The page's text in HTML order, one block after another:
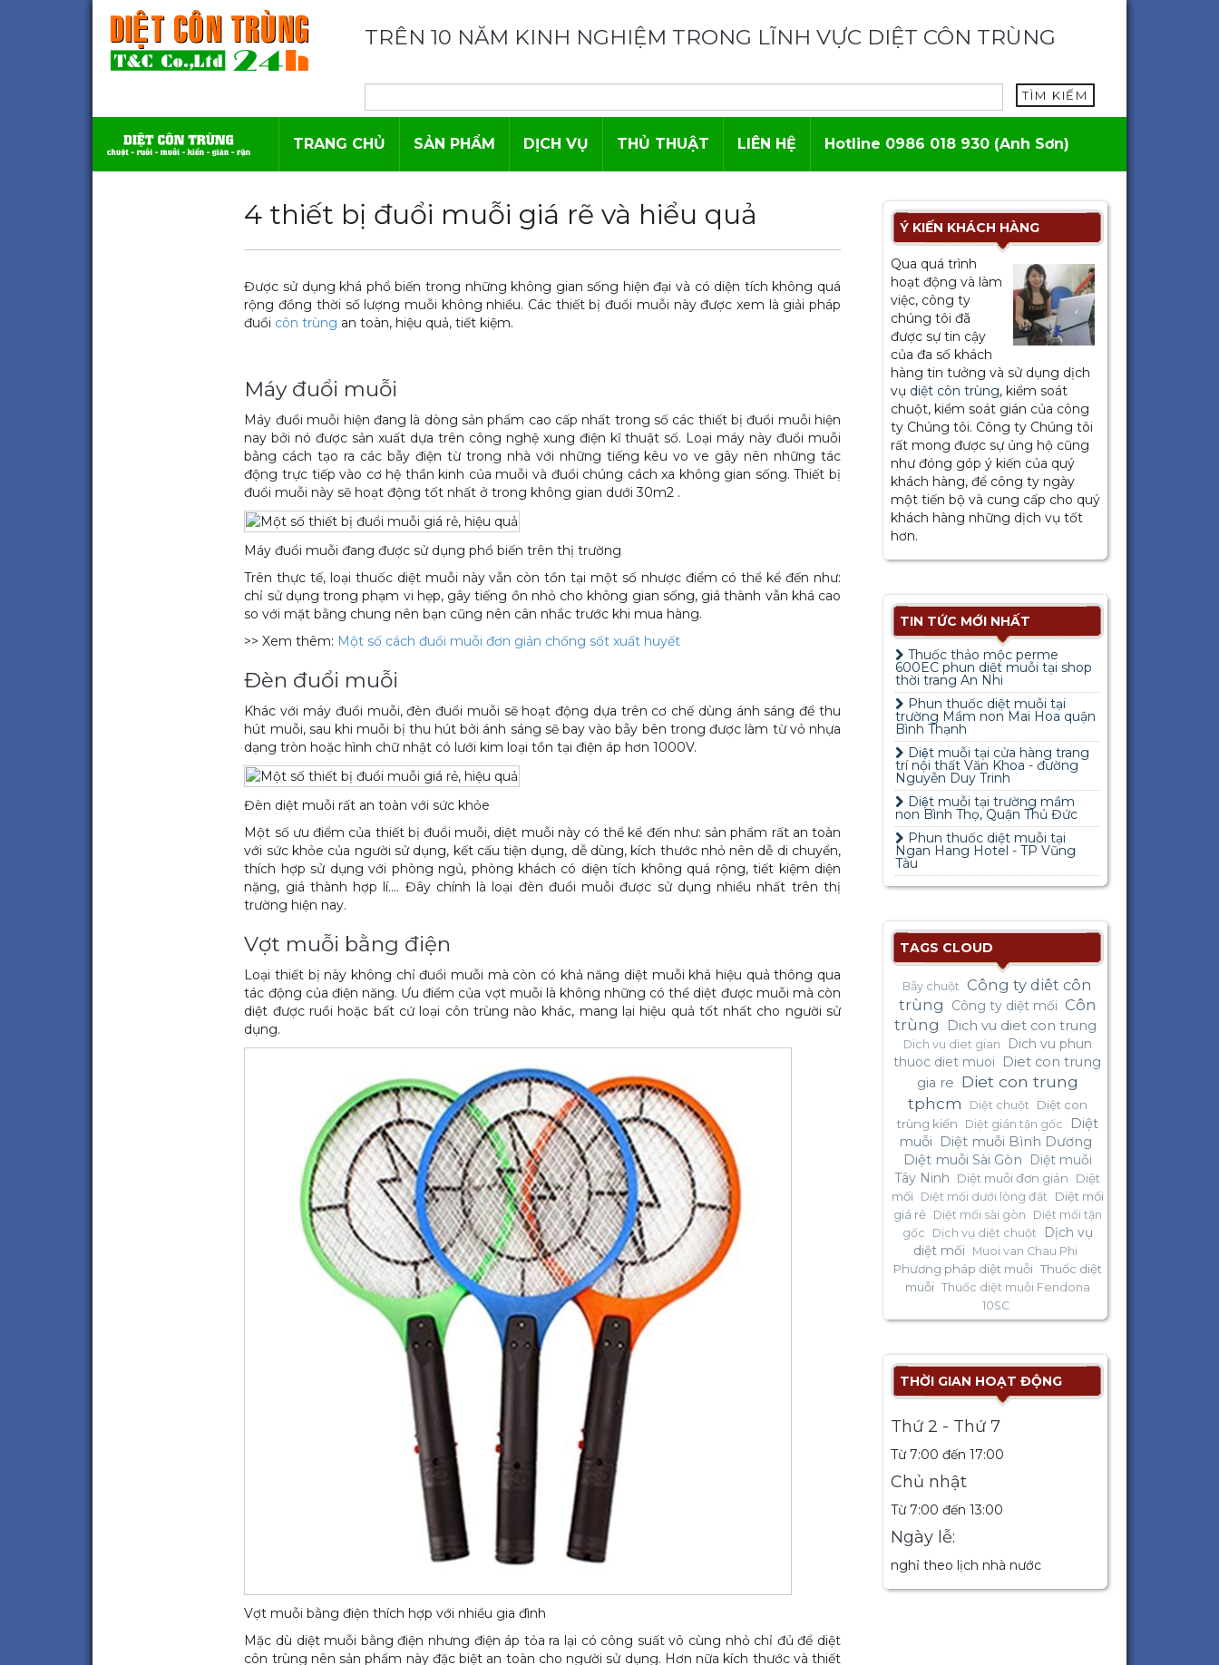
TRÊN 10 NĂM KINH NGHIỆM TRONG LĨNH VỰC DIỆT CÔN TRÙNG
TÌM KIẾM
TRANG CHỦ SẢN PHẨM DỊCH VỤ THỦ THUẬT LIÊN HỆ Hotline 0986 018 930 (Anh Sơn)
4 thiết bị đuổi muỗi giá rẽ và hiểu quả
Được sử dụng khá phổ biến trong những không gian sống hiện đại và có diện tích không quá
rộng đồng thời số lượng muỗi không nhiều. Các thiết bị đuổi muỗi này được xem là giải pháp
đuổi côn trùng an toàn, hiệu quả, tiết kiệm.
Máy đuổi muỗi
Máy đuổi muỗi hiện đang là dòng sản phẩm cao cấp nhất trong số các thiết bị đuổi muỗi hiện
nay bởi nó được sản xuất dựa trên công nghệ xung điện kĩ thuật số. Loại máy này đuổi muỗi
bằng cách tạo ra các bẫy điện từ trong nhà với những tiếng kêu vo ve gây nên những tác
động trực tiếp vào cơ hệ thần kinh của muỗi và đuổi chúng cách xa không gian sống. Thiết bị
đuổi muỗi này sẽ hoạt động tốt nhất ở trong không gian dưới 30m2 .
Máy đuổi muỗi đang được sử dụng phổ biến trên thị trường
Trên thực tế, loại thuốc diệt muỗi này vẫn còn tồn tại một số nhược điểm có thể kể đến như:
chỉ sử dụng trong phạm vi hẹp, gây tiếng ồn nhỏ cho không gian sống, giá thành vẫn khá cao
so với mặt bằng chung nên bạn cũng nên cân nhắc trước khi mua hàng.
>> Xem thêm: Một số cách đuổi muỗi đơn giản chống sốt xuất huyết
Đèn đuổi muỗi
Khác với máy đuổi muỗi, đèn đuổi muỗi sẽ hoạt động dựa trên cơ chế dùng ánh sáng để thu
hút muỗi, sau khi muỗi bị thu hút bởi ánh sáng sẽ bay vào bẫy bên trong được làm từ vỏ nhựa
dạng tròn hoặc hình chữ nhật có lưới kim loại tồn tại điện áp hơn 1000V.
Đèn diệt muỗi rất an toàn với sức khỏe
Một số ưu điểm của thiết bị đuổi muỗi, diệt muỗi này có thể kể đến như: sản phẩm rất an toàn
với sức khỏe của người sử dụng, kết cấu tiện dụng, dễ dùng, kích thước nhỏ nên dễ di chuyển,
thích hợp sử dụng với phòng ngủ, phòng khách có diện tích không quá rộng, tiết kiệm diện
nặng, giá thành hợp lí…. Đây chính là loại đèn đuổi muỗi được sử dụng nhiều nhất trên thị
trường hiện nay.
Vợt muỗi bằng điện
Loại thiết bị này không chỉ đuổi muỗi mà còn có khả năng diệt muỗi khá hiệu quả thông qua
tác động của điện năng. Ưu điểm của vợt muỗi là không những có thể diệt được muỗi mà còn
diệt được ruồi hoặc bất cứ loại côn trùng nào khác, mang lại hiệu quả tốt nhất cho người sử
dụng.
Vợt muỗi bằng điện thích hợp với nhiều gia đình
Mặc dù diệt muỗi bằng điện nhưng điện áp tỏa ra lại có công suất vô cùng nhỏ chỉ đủ để diệt
côn trùng nên sản phẩm này đặc biệt an toàn cho người sử dụng. Hơn nữa kích thước và thiết
Ý KIẾN KHÁCH HÀNG
Qua quá trình
hoạt động và làm
việc, công ty
chúng tôi đã
được sự tin cậy
của đa số khách
hàng tin tưởng và sử dụng dịch
vụ diệt côn trùng, kiểm soát
chuột, kiểm soát gián của công
ty Chúng tôi. Công ty Chúng tôi
rất mong được sự ủng hộ cũng
như đóng góp ý kiến của quý
khách hàng, để công ty ngày
một tiến bộ và cung cấp cho quý
khách hàng những dịch vụ tốt
hơn.
TIN TỨC MỚI NHẤT
Thuốc thảo mộc perme
600EC phun diệt muỗi tại shop
thời trang An Nhi
Phun thuốc diệt muỗi tại
trường Mầm non Mai Hoa quận
Bình Thạnh
Diệt muỗi tại cửa hàng trang
trí nội thất Văn Khoa - đường
Nguyễn Duy Trinh
Diệt muỗi tại trường mầm
non Bình Thọ, Quận Thủ Đức
Phun thuốc diệt muỗi tại
Ngan Hang Hotel - TP Vũng
Tàu
TAGS CLOUD
Bẫy chuột
Công ty diêt côn
trùng
Công ty diệt mối Côn
trùng
Dich vu diet con trung
Dich vu diet gian
Dich vu phun
thuoc diet muoi
Diet con trung
gia re Diet con trung
tphcm
Diệt chuột
Diệt con
trùng kiến
Diệt gián tận gốc
Diệt
muỗi
Diệt muỗi Bình Dương
Diệt muỗi Sài Gòn
Diệt muỗi
Tây Ninh
Diệt muỗi đơn giản
Diệt
mối
Diệt mối dưới lòng đất
Diệt mối
giá rẻ
Diệt mối sài gòn
Diệt mối tận
gốc
Dịch vụ diệt chuột
Dịch vụ
diệt mối
Muoi van Chau Phi
Phương pháp diệt muỗi Thuốc diệt
muỗi Thuốc diệt muỗi Fendona
10SC
THỜI GIAN HOẠT ĐỘNG
Thứ 2 - Thứ 7
Từ 7:00 đến 17:00
Chủ nhật
Từ 7:00 đến 13:00
Ngày lễ:
nghỉ theo lịch nhà nước